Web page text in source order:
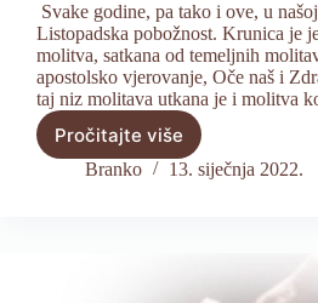
Svake godine, pa tako i ove, u
Listopadska pobožnost. Krunica je
molitva, satkana od temeljnih
apostolsko vjerovanje, Oče naš i
taj niz molitava utkana je i molitva
Pročitajte više
Mjesec
listopad
Branko 13. siječnja 2022.